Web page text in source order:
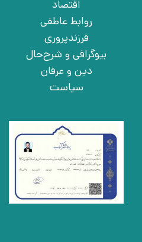
اقتصاد
روابط عاطفی
فرزندپروری
بیوگرافی و شرح‌حال
دین و عرفان
سیاست